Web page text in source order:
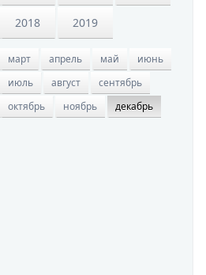
2018 2019
март апрель май
июнь
июль
август
сентябрь
октябрь
ноябрь декабрь